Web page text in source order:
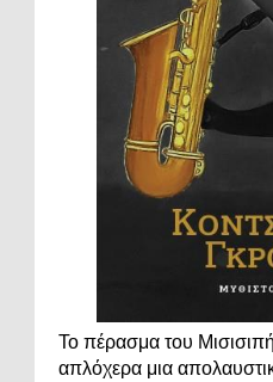
Το πέρασμα του Μισισιπή
απλόχερα μια